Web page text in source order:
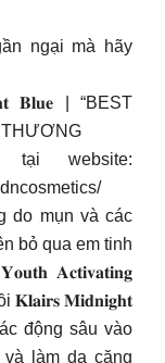
ngại mà hãy
𝐁𝐥𝐮𝐞 | “BEST
THƯƠNG
website:
do mụn và các
bỏ qua em tinh
𝐀𝐜𝐭𝐢𝐯𝐚𝐭𝐢𝐧𝐠
𝐌𝐢𝐝𝐧𝐢𝐠𝐡𝐭
động sâu vào
làm da căng